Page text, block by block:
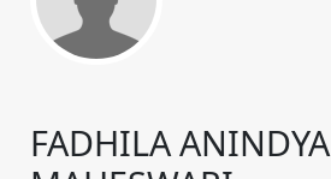
FADHILA ANINDYA